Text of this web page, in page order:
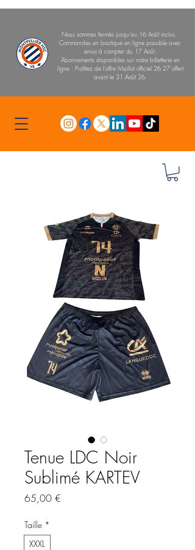
Nous sommes fermés jusqu'au 16 Août inclus.
Commandes en boutique en ligne possible avec
envoi à compter du 17 Août.
Abonnements disponibles sur notre billetterie en
ligne : Profitez de l'offre Maillot officiel 26.27 offert
avant le 31 Août 26.
Tenue LDC Noir
Sublimé KARTEV
65,00 €
Taille *
XXXL